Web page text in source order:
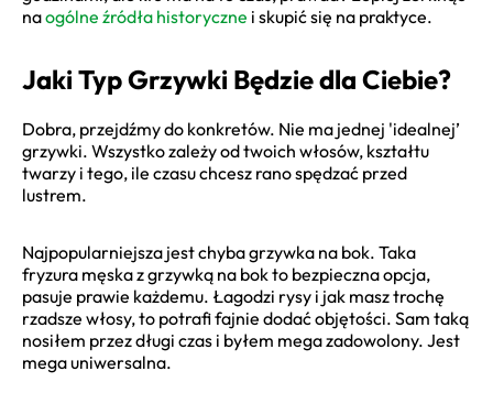
naogólne źródła historyczne i skupić się na praktyce.
Jaki Typ Grzywki Będzie dla Ciebie?
Dobra, przejdźmy do konkretów. Nie ma jednej 'idealnej’
grzywki. Wszystko zależy od twoich włosów, kształtu
twarzy i tego, ile czasu chcesz rano spędzać przed
lustrem.
Najpopularniejsza jest chyba grzywka na bok. Taka
fryzura męska z grzywką na bok to bezpieczna opcja,
pasuje prawie każdemu. Łagodzi rysy i jak masz trochę
rzadsze włosy, to potrafi fajnie dodać objętości. Sam taką
nosiłem przez długi czas i byłem mega zadowolony. Jest
mega uniwersalna.